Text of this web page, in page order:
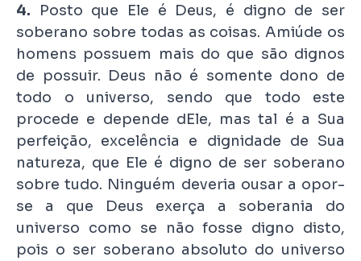
4. Posto que Ele é Deus, é digno de ser
soberano sobre todas as coisas. Amiúde os
homens possuem mais do que são dignos
de possuir. Deus não é somente dono de
todo o universo, sendo que todo este
procede e depende dEle, mas tal é a Sua
perfeição, excelência e dignidade de Sua
natureza, que Ele é digno de ser soberano
sobre tudo. Ninguém deveria ousar a opor-
se a que Deus exerça a soberania do
universo como se não fosse digno disto,
pois o ser soberano absoluto do universo